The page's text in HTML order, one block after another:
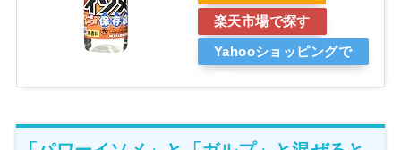
楽天市場で探す
Yahooショッピングで